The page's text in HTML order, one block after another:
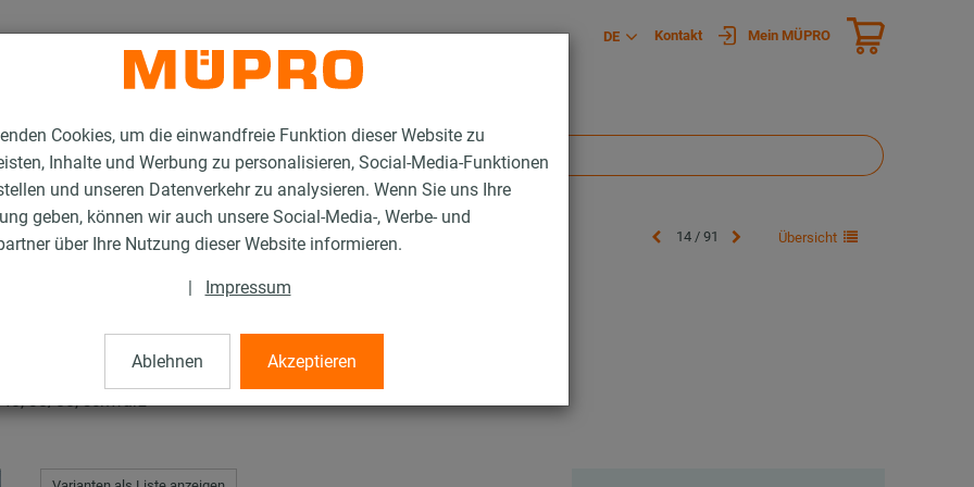
Cookies, um die einwandfreie Funktion dieser Website zu
Inhalte und Werbung zu personalisieren, Social-Media-Funktionen
und unseren Datenverkehr zu analysieren. Wenn Sie uns Ihre
geben, können wir auch unsere Social-Media-, Werbe- und
über Ihre Nutzung dieser Website informieren.
| Impressum
Ablehnen Akzeptieren
DE Kontakt Mein MÜPRO
Produkte für die Lüftungsbefestigung MPC-Abschlusskappen 14 / 91 Übersicht
38/80, schwarz